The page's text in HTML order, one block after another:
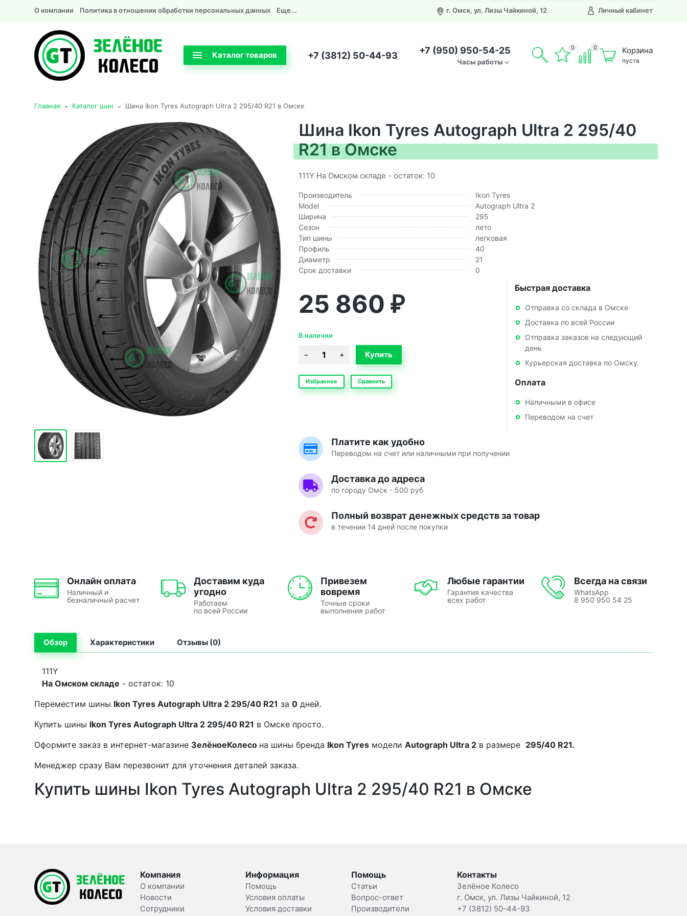
О компании Политика в отношении обработки персональных данных Еще... г. Омск, ул. Лизы Чайкиной, 12 Личный кабинет
Каталог товаров +7 (3812) 50-44-93 +7 (950) 950-54-25
Часы работы
0 0 Корзина
пуста
Главная - Каталог шин - Шина Ikon Tyres Autograph Ultra 2 295/40 R21 в Омске
Шина Ikon Tyres Autograph Ultra 2 295/40
R21 в Омске
111Y На Омском складе - остаток: 10
Производитель
Ikon Tyres
Model
Autograph Ultra 2
Ширина
295
Сезон
лето
Тип шины
легковая
Профиль
40
Диаметр
21
Срок доставки
0
25 860 ₽
В наличии
Избранное Сравнить
Быстрая доставка
Отправка со склада в Омске
Доставка по всей России
Отправка заказов на следующий
день
Курьерская доставка по Омску
Оплата
Наличными в офисе
Переводом на счет
Платите как удобно
Переводом на счет или наличными при получении
Доставка до адреса
по городу Омск - 500 руб
Полный возврат денежных средств за товар
в течении 14 дней после покупки
Онлайн оплата
Наличный и
безналичный расчет
Доставим куда
угодно
Работаем
по всей России
Привезем
вовремя
Точные сроки
выполнения работ
Любые гарантии
Гарантия качества
всех работ
Всегда на связи
WhatsApp
8 950 950 54 25
Обзор Характеристики Отзывы (0)
111Y
На Омском складе - остаток: 10
Переместим шины Ikon Tyres Autograph Ultra 2 295/40 R21 за 0 дней.
Купить шины Ikon Tyres Autograph Ultra 2 295/40 R21 в Омске просто.
Оформите заказ в интернет-магазине ЗелёноеКолесо на шины бренда Ikon Tyres модели Autograph Ultra 2 в размере 295/40 R21.
Менеджер сразу Вам перезвонит для уточнения деталей заказа.
Купить шины Ikon Tyres Autograph Ultra 2 295/40 R21 в Омске
Компания
О компании
Новости
Сотрудники
Информация
Помощь
Условия оплаты
Условия доставки
Помощь
Статьи
Вопрос-ответ
Производители
Контакты
Зелёное Колесо
г. Омск, ул. Лизы Чайкиной, 12
+7 (3812) 50-44-93